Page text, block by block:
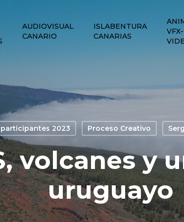
AUDIOVISUAL
CANARIO
ISLABENTURA
CANARIAS
VFX-
participantes 2023 Proceso Creativo
volcanes y
uruguayo